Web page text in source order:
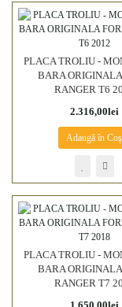
PLACA TROLIU -
BARA
RANGER T6
2.316,00lei
Adaugă în Coş
PLACA TROLIU -
BARA
RANGER T7